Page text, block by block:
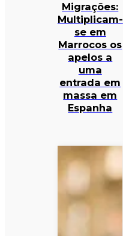
Migrações:
Multiplicam-
se em
Marrocos os
apelos a
uma
entrada em
massa em
Espanha